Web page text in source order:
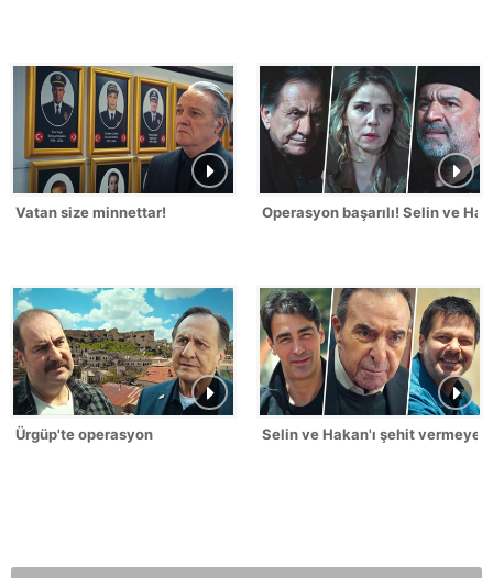
Vatan size minnettar! Operasyon başarılı! Selin ve
Ürgüp'te operasyon Selin ve Hakan'ı şehit